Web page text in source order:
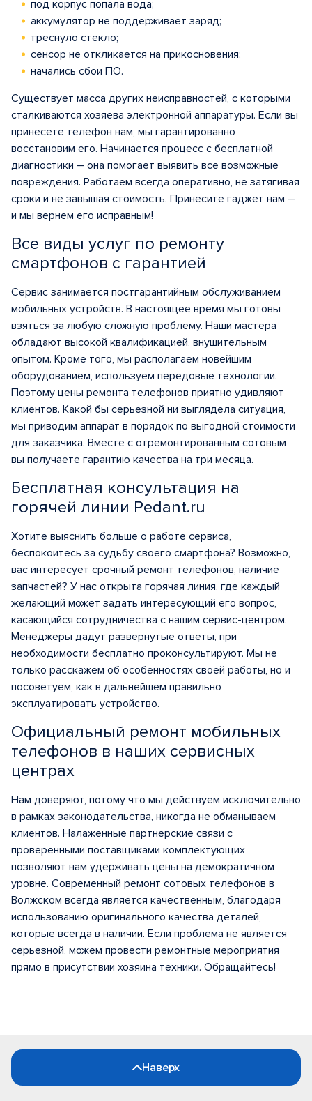
под корпус попала вода;
аккумулятор не поддерживает заряд;
треснуло стекло;
сенсор не откликается на прикосновения;
начались сбои ПО.
Существует масса других неисправностей, с которыми
сталкиваются хозяева электронной аппаратуры. Если вы
принесете телефон нам, мы гарантированно
восстановим его. Начинается процесс с бесплатной
диагностики – она помогает выявить все возможные
повреждения. Работаем всегда оперативно, не затягивая
сроки и не завышая стоимость. Принесите гаджет нам –
и мы вернем его исправным!
Все виды услуг по ремонту
смартфонов с гарантией
Сервис занимается постгарантийным обслуживанием
мобильных устройств. В настоящее время мы готовы
взяться за любую сложную проблему. Наши мастера
обладают высокой квалификацией, внушительным
опытом. Кроме того, мы располагаем новейшим
оборудованием, используем передовые технологии.
Поэтому цены ремонта телефонов приятно удивляют
клиентов. Какой бы серьезной ни выглядела ситуация,
мы приводим аппарат в порядок по выгодной стоимости
для заказчика. Вместе с отремонтированным сотовым
вы получаете гарантию качества на три месяца.
Бесплатная консультация на
горячей линии Pedant.ru
Хотите выяснить больше о работе сервиса,
беспокоитесь за судьбу своего смартфона? Возможно,
вас интересует срочный ремонт телефонов, наличие
запчастей? У нас открыта горячая линия, где каждый
желающий может задать интересующий его вопрос,
касающийся сотрудничества с нашим сервис-центром.
Менеджеры дадут развернутые ответы, при
необходимости бесплатно проконсультируют. Мы не
только расскажем об особенностях своей работы, но и
посоветуем, как в дальнейшем правильно
эксплуатировать устройство.
Официальный ремонт мобильных
телефонов в наших сервисных
центрах
Нам доверяют, потому что мы действуем исключительно
в рамках законодательства, никогда не обманываем
клиентов. Налаженные партнерские связи с
проверенными поставщиками комплектующих
позволяют нам удерживать цены на демократичном
уровне. Современный ремонт сотовых телефонов в
Волжском всегда является качественным, благодаря
использованию оригинального качества деталей,
которые всегда в наличии. Если проблема не является
серьезной, можем провести ремонтные мероприятия
прямо в присутствии хозяина техники. Обращайтесь!
Наверх